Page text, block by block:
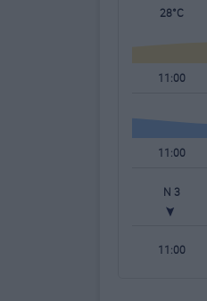
28°C
11:00
11:00
N 3
11:00